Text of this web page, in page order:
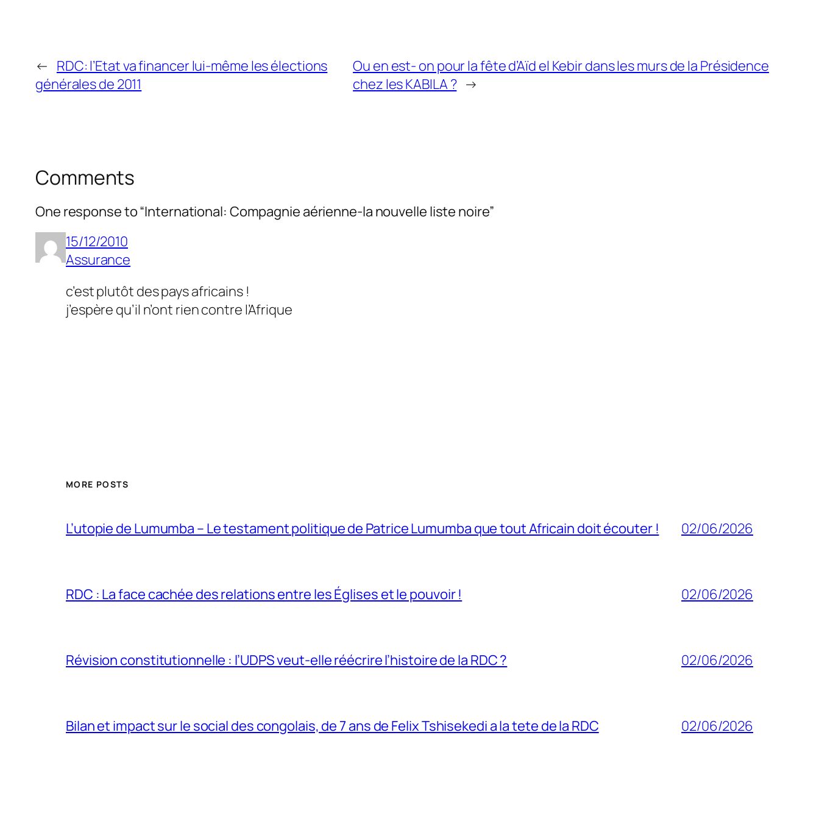
← RDC: l’Etat va financer lui-même les élections
générales de 2011
Ou en est- on pour la fête d’Aïd el Kebir dans les murs de la Présidence
chez les KABILA ? →
Comments
One response to “International: Compagnie aérienne-la nouvelle liste noire”
15/12/2010
Assurance
c’est plutôt des pays africains !
j’espère qu’il n’ont rien contre l’Afrique
MORE POSTS
L’utopie de Lumumba – Le testament politique de Patrice Lumumba que tout Africain doit écouter ! 02/06/2026
RDC : La face cachée des relations entre les Églises et le pouvoir ! 02/06/2026
Révision constitutionnelle : l’UDPS veut-elle réécrire l’histoire de la RDC ? 02/06/2026
Bilan et impact sur le social des congolais, de 7 ans de Felix Tshisekedi a la tete de la RDC 02/06/2026